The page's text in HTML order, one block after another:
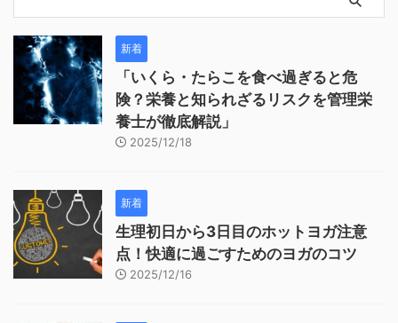
新着
「いくら・たらこを食べ過ぎると危
険？栄養と知られざるリスクを管理栄
養士が徹底解説」
2025/12/18
新着
生理初日から3日目のホットヨガ注意
点！快適に過ごすためのヨガのコツ
2025/12/16